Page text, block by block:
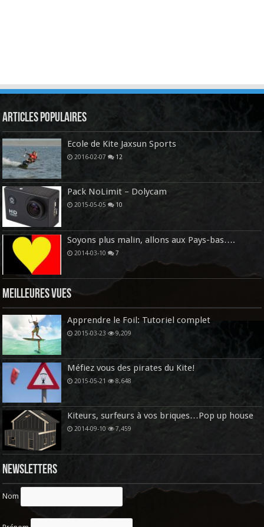
Articles Populaires
Ecole de Kite Jaxsun Sports
2016-02-07 12
Pack NoLimit – Dolycam
2015-05-05 10
Soyons plus malin, allons aux Pays-bas….
2014-03-10 7
Meilleures vues
Apprendre le Foil: Tutoriel complet
2015-03-23 9,209
Méfiez vous des pirates du Kite!
2015-05-21 8,648
Kiteurs, surfeurs à vos briques…Pop up house
2014-09-10 7,459
Newsletters
Nom